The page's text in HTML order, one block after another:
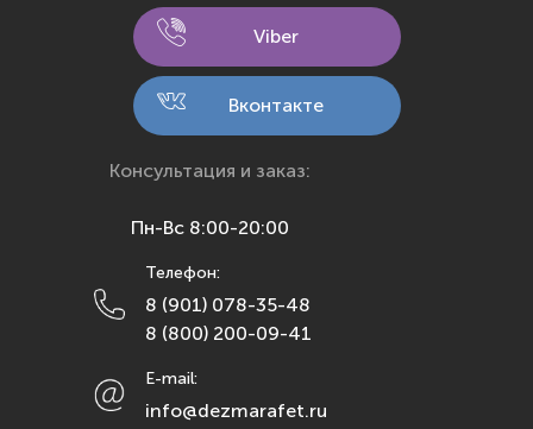
Кемерово
Кострома
Краснодар
Красноярск
Махачкала
Москва
Набережные Челны
Нижний Новгород
Viber
Вконтакте
Консультация и заказ:
Пн-Вс 8:00-20:00
Телефон:
8 (901) 078-35-48
8 (800) 200-09-41
E-mail:
info@dezmarafet.ru